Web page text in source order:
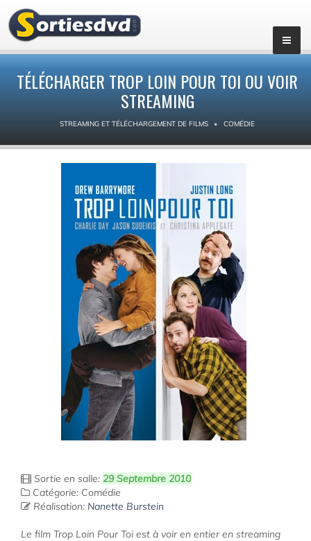
TÉLÉCHARGER TROP LOIN POUR TOI OU VOIR
STREAMING
STREAMING ET TÉLÉCHARGEMENT DE FILMS COMÉDIE
Sortie en salle: 29 Septembre 2010
Catégorie: Comédie
Réalisation: Nanette Burstein
Le film Trop Loin Pour Toi est à voir en entier en streaming